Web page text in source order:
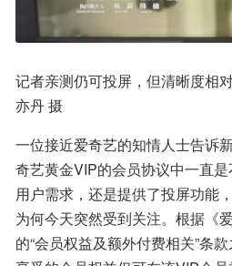
记者亲测仍可投屏，但清晰度相
亦丹 摄
一位接近爱奇艺的知情人士告诉
奇艺黄金VIP的会员协议中一直
用户需求，还是提供了投屏功能
为何今天突然受到关注。根据《
的“会员权益及额外付费相关”条